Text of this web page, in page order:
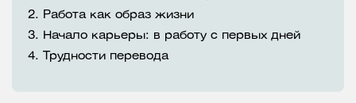
2.
Работа как образ жизни
3.
Начало карьеры: в работу с первых дней
4.
Трудности перевода